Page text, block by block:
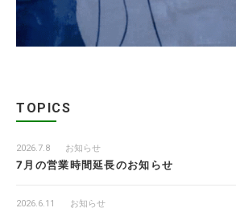
TOPICS
2026.7.8 お知らせ
7月の営業時間延長のお知らせ
2026.6.11 お知らせ